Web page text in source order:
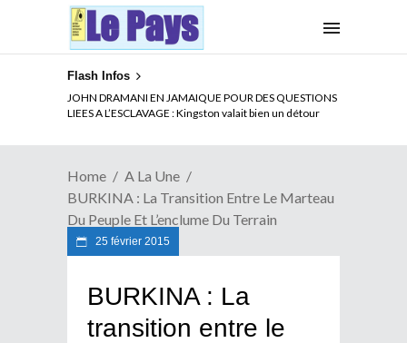
Flash Infos
JOHN DRAMANI EN JAMAIQUE POUR DES QUESTIONS
LIEES A L’ESCLAVAGE : Kingston valait bien un détour
ELECTION DE TALON A LA TETE DU SENAT BENINOIS :
Quand Patrice quitte le pouvoir sans partir !
Home
A La Une
BURKINA : La Transition Entre Le Marteau
Du Peuple Et L’enclume Du Terrain
25 février 2015
BURKINA : La
transition entre le